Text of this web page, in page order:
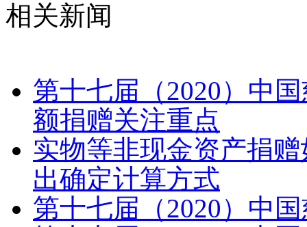
相关新闻
第十七届（2020）中
额捐赠关注重点
实物等非现金资产捐
出确定计算方式
第十七届（2020）中